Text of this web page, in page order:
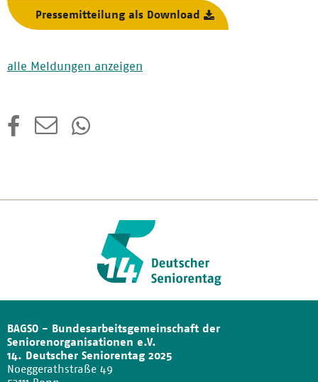
Pressemitteilung als Download
alle Meldungen anzeigen
BAGSO - Bundesarbeitsgemeinschaft der
Seniorenorganisationen e.V.
14. Deutscher Seniorentag 2025
Noeggerathstraße 49